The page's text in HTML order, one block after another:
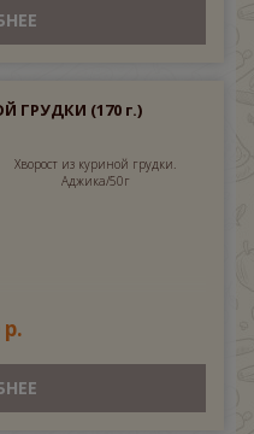
ГРУДКИ (170 г.)
Хворост из куриной грудки.
Аджика/50г